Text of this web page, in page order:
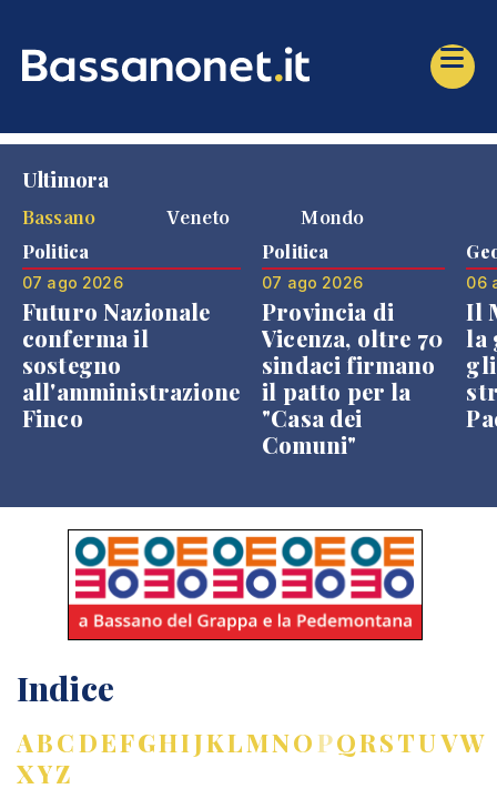
Ultimora
Bassano
Veneto Mondo
Politica
07 ago 2026
Futuro Nazionale
conferma il
sostegno
all'amministrazione
Finco
Politica
07 ago 2026
Provincia di
Vicenza, oltre 70
sindaci firmano
il patto per la
"Casa dei
Comuni"
06
Il
la
Indice
ABCDEFGHIJKLMNOPQRSTUVW
XYZ